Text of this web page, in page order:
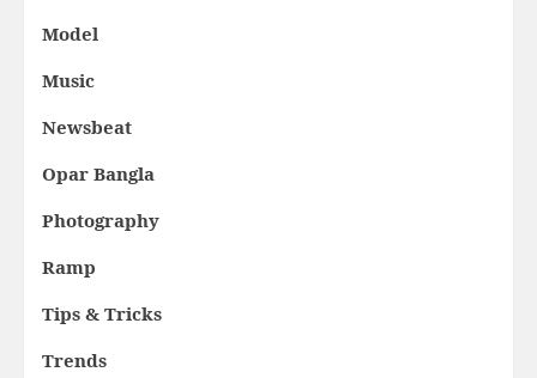
Model
Music
Newsbeat
Opar Bangla
Photography
Ramp
Tips & Tricks
Trends